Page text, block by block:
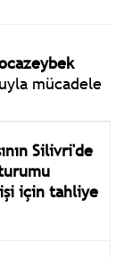
mücadele
Silivri'de
için tahliye